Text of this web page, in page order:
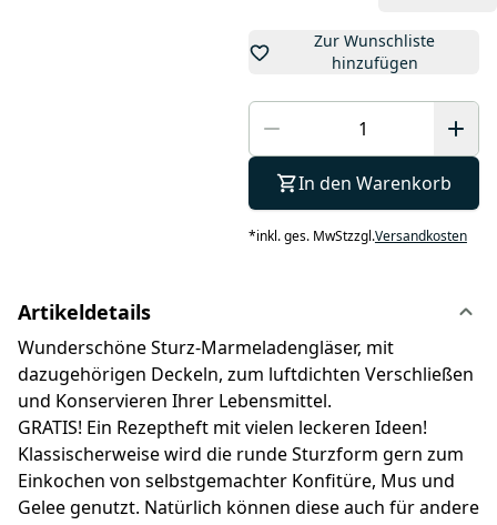
Zur Wunschliste
hinzufügen
In den Warenkorb
*inkl. ges. MwStzzgl.Versandkosten
Artikeldetails
Wunderschöne Sturz-Marmeladengläser, mit
dazugehörigen Deckeln, zum luftdichten Verschließen
und Konservieren Ihrer Lebensmittel.
GRATIS! Ein Rezeptheft mit vielen leckeren Ideen!
Klassischerweise wird die runde Sturzform gern zum
Einkochen von selbstgemachter Konfitüre, Mus und
Gelee genutzt. Natürlich können diese auch für andere